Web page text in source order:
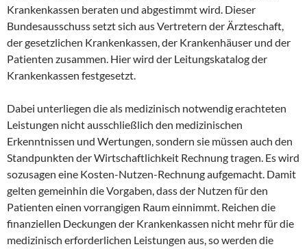
Krankenkassen beraten und abgestimmt wird. Dieser
Bundesausschuss setzt sich aus Vertretern der Ärzteschaft,
der gesetzlichen Krankenkassen, der Krankenhäuser und der
Patienten zusammen. Hier wird der Leitungskatalog der
Krankenkassen festgesetzt.
Dabei unterliegen die als medizinisch notwendig erachteten
Leistungen nicht ausschließlich den medizinischen
Erkenntnissen und Wertungen, sondern sie müssen auch den
Standpunkten der Wirtschaftlichkeit Rechnung tragen. Es wird
sozusagen eine Kosten-Nutzen-Rechnung aufgemacht. Damit
gelten gemeinhin die Vorgaben, dass der Nutzen für den
Patienten einen vorrangigen Raum einnimmt. Reichen die
finanziellen Deckungen der Krankenkassen nicht mehr für die
medizinisch erforderlichen Leistungen aus, so werden die